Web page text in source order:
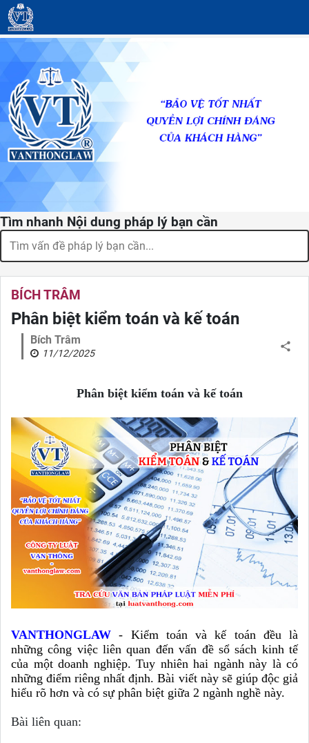
Tìm nhanh Nội dung pháp lý bạn cần
BÍCH TRÂM
Phân biệt kiểm toán và kế toán
Bích Trâm
11/12/2025
Phân biệt kiểm toán và kế toán
VANTHONGLAW - Kiểm toán và kế toán đều là
những công việc liên quan đến vấn đề sổ sách kinh tế
của một doanh nghiệp. Tuy nhiên hai ngành này là có
những điểm riêng nhất định. Bài viết này sẽ giúp độc giả
hiểu rõ hơn và có sự phân biệt giữa 2 ngành nghề này.
Bài liên quan: